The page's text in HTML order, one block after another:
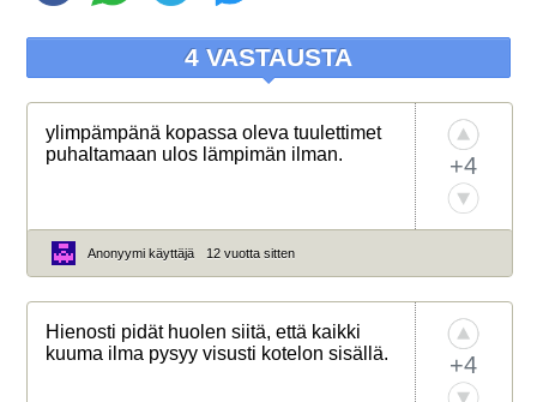
4 VASTAUSTA
ylimpämpänä kopassa oleva tuulettimet
puhaltamaan ulos lämpimän ilman.
+4
Anonyymi käyttäjä 12 vuotta sitten
Hienosti pidät huolen siitä, että kaikki
kuuma ilma pysyy visusti kotelon sisällä.
+4